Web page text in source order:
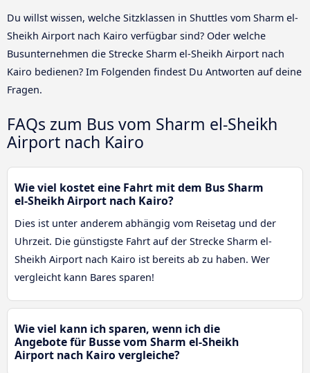
Du willst wissen, welche Sitzklassen in Shuttles vom Sharm el-
Sheikh Airport nach Kairo verfügbar sind? Oder welche
Busunternehmen die Strecke Sharm el-Sheikh Airport nach
Kairo bedienen? Im Folgenden findest Du Antworten auf deine
Fragen.
FAQs zum Bus vom Sharm el-Sheikh
Airport nach Kairo
Wie viel kostet eine Fahrt mit dem Bus Sharm
el-Sheikh Airport nach Kairo?
Dies ist unter anderem abhängig vom Reisetag und der
Uhrzeit. Die günstigste Fahrt auf der Strecke Sharm el-
Sheikh Airport nach Kairo ist bereits ab zu haben. Wer
vergleicht kann Bares sparen!
Wie viel kann ich sparen, wenn ich die
Angebote für Busse vom Sharm el-Sheikh
Airport nach Kairo vergleiche?